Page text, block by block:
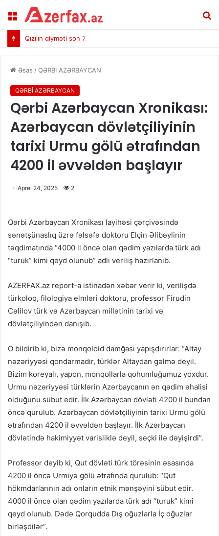
Menu
Qızılın qiyməti son 7 həftənin ən yüksək həddinə çatdı
Əsas /QƏRBİ AZƏRBAYCAN
QƏRBİ AZƏRBAYCAN
Qərbi Azərbaycan Xronikası:
Azərbaycan dövlətçiliyinin
tarixi Urmu gölü ətrafından
4200 il əvvəldən başlayır
Aprel 24, 2025 2
Qərbi Azərbaycan Xronikası layihəsi çərçivəsində
sənətşünaslıq üzrə fəlsəfə doktoru Elçin Əlibəylinin
təqdimatında “4000 il öncə olan qədim yazılarda türk adı
“turuk” kimi qeyd olunub” adlı veriliş hazırlanıb.
AZERFAX.az report-a istinadən xəbər verir ki, verilişdə
türkoloq, filologiya elmləri doktoru, professor Firudin
Cəlilov türk və Azərbaycan millətinin tarixi və
dövlətçiliyindən danışıb.
O bildirib ki, bizə monqoloid damğası yapışdırırlar: “Altay
nəzəriyyəsi qondarmadır, türklər Altaydan gəlmə deyil.
Bizim koreyalı, yapon, monqollarla qohumluğumuz yoxdur.
Urmu nəzəriyyəsi türklərin Azərbaycanın ən qədim əhalisi
olduğunu sübut edir. İlk Azərbaycan dövləti 4200 il bundan
öncə qurulub. Azərbaycan dövlətçiliyinin tarixi Urmu gölü
ətrafından 4200 il əvvəldən başlayır. İlk Azərbaycan
dövlətində hakimiyyət varisliklə deyil, seçki ilə dəyişirdi”.
Professor deyib ki, Qut dövləti türk törəsinin əsasında
4200 il öncə Urmiyə gölü ətrafında qurulub: “Qut
hökmdarlarının adı onların etnik mənşəyini sübut edir.
4000 il öncə olan qədim yazılarda türk adı “turuk” kimi
qeyd olunub. Dədə Qorqudda Dış oğuzlarla İç oğuzlar
birləşdilər”.